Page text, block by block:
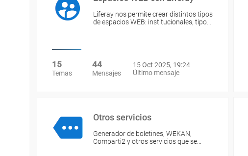
Liferay nos permite crear distintos tipos
de espacios WEB: institucionales, tipo…
15
Temas
44
Mensajes
15 Oct 2025, 19:24
Último mensaje
Otros servicios
Generador de boletines, WEKAN,
Comparti2 y otros servicios que se…